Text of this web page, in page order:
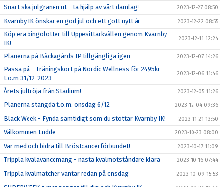
Snart ska julgranen ut - ta hjälp av vårt damlag! 2023-12-27 08:50
Kvarnby IK önskar en god jul och ett gott nytt år 2023-12-22 08:55
Köp era bingolotter till Uppesittarkvällen genom Kvarnby
IK!
2023-12-11 12:24
Planerna på Bäckagårds IP tillgängliga igen 2023-12-07 14:26
Passa på - Träningskort på Nordic Wellness för 2495kr
t.o.m 31/12-2023
2023-12-06 11:46
Årets jultröja från Stadium! 2023-12-05 11:26
Planerna stängda t.o.m. onsdag 6/12 2023-12-04 09:36
Black Week - Fynda samtidigt som du stöttar Kvarnby IK! 2023-11-21 13:50
Välkommen Ludde 2023-10-23 08:00
Var med och bidra till Bröstcancerförbundet! 2023-10-17 11:09
Trippla kvalavancemang - nästa kvalmotståndare klara 2023-10-16 07:44
Trippla kvalmatcher väntar redan på onsdag 2023-10-09 15:53